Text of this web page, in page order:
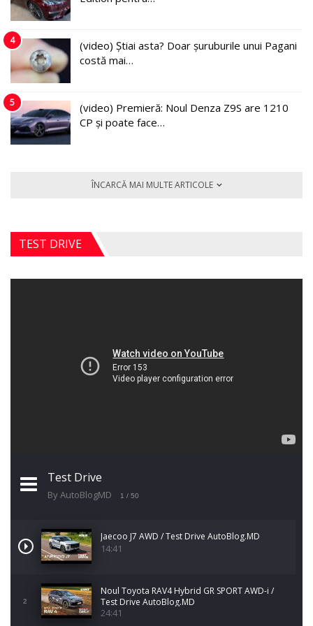
4
(video) Știai asta? Doar șuruburile unui Pagani
costă mai…
5
(video) Premieră: Noul Denza Z9S are 1210
CP și poate face…
ÎNCARCĂ MAI MULTE ARTICOLE
TEST DRIVE
Test Drive
By AutoBlogMD 1 / 50
Jaecoo J7 AWD / Test Drive AutoBlog.MD
14:41
2
Noul Toyota RAV4 Hybrid GR SPORT AWD-i /
Test Drive AutoBlog.MD
24:41